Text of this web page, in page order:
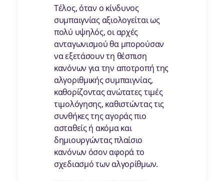
Τέλος, όταν ο κίνδυνος
συμπαιγνίας αξιολογείται ως
πολύ υψηλός, οι αρχές
ανταγωνισμού θα μπορούσαν
να εξετάσουν τη θέσπιση
κανόνων για την αποτροπή της
αλγοριθμικής συμπαιγνίας,
καθορίζοντας ανώτατες τιμές
τιμολόγησης, καθιστώντας τις
συνθήκες της αγοράς πιο
ασταθείς ή ακόμα και
δημιουργώντας πλαίσιο
κανόνων όσον αφορά το
σχεδιασμό των αλγορίθμων.